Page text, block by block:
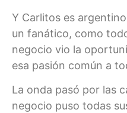
Y Carlitos es
un fanático, como
negocio vio la
esa pasión común a
La onda pasó por las
negocio puso todas